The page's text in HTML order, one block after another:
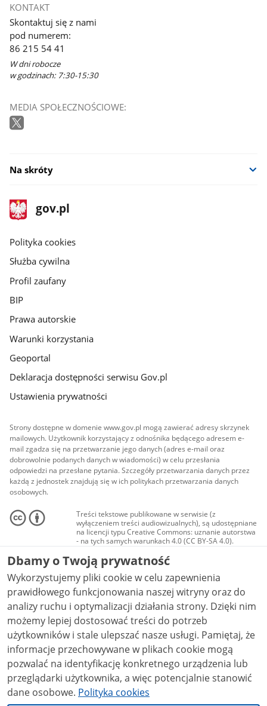
KONTAKT
Skontaktuj się z nami
pod numerem:
86 215 54 41
W dni robocze
w godzinach: 7:30-15:30
MEDIA SPOŁECZNOŚCIOWE:
Na skróty
stopka
gov.pl
Strona
gov.pl
gov.pl
Polityka cookies
Służba cywilna
Profil zaufany
BIP
Prawa autorskie
Warunki korzystania
Geoportal
Deklaracja dostępności serwisu Gov.pl
Ustawienia prywatności
Strony dostępne w domenie www.gov.pl mogą zawierać adresy skrzynek
mailowych. Użytkownik korzystający z odnośnika będącego adresem e-
mail zgadza się na przetwarzanie jego danych (adres e-mail oraz
dobrowolnie podanych danych w wiadomości) w celu przesłania
odpowiedzi na przesłane pytania. Szczegóły przetwarzania danych przez
każdą z jednostek znajdują się w ich politykach przetwarzania danych
osobowych.
Treści tekstowe publikowane w serwisie (z
wyłączeniem treści audiowizualnych), są udostępniane
na licencji typu Creative Commons: uznanie autorstwa
- na tych samych warunkach 4.0 (CC BY-SA 4.0).
Materiały audiowizualne, w tym zdjęcia, materiały
audio i wideo, są udostępniane na licencji typu
Creative Commons: uznanie autorstwa użycie
niekomercyjne - bez utworów zależnych 4.0 (CC BY-
NC-ND 4.0), o ile nie jest to stwierdzone inaczej.
Dbamy o Twoją prywatność
Wykorzystujemy pliki cookie w celu zapewnienia
prawidłowego funkcjonowania naszej witryny oraz do
analizy ruchu i optymalizacji działania strony. Dzięki nim
możemy lepiej dostosować treści do potrzeb
użytkowników i stale ulepszać nasze usługi. Pamiętaj, że
informacje przechowywane w plikach cookie mogą
pozwalać na identyfikację konkretnego urządzenia lub
przeglądarki użytkownika, a więc potencjalnie stanowić
dane osobowe. Polityka cookies